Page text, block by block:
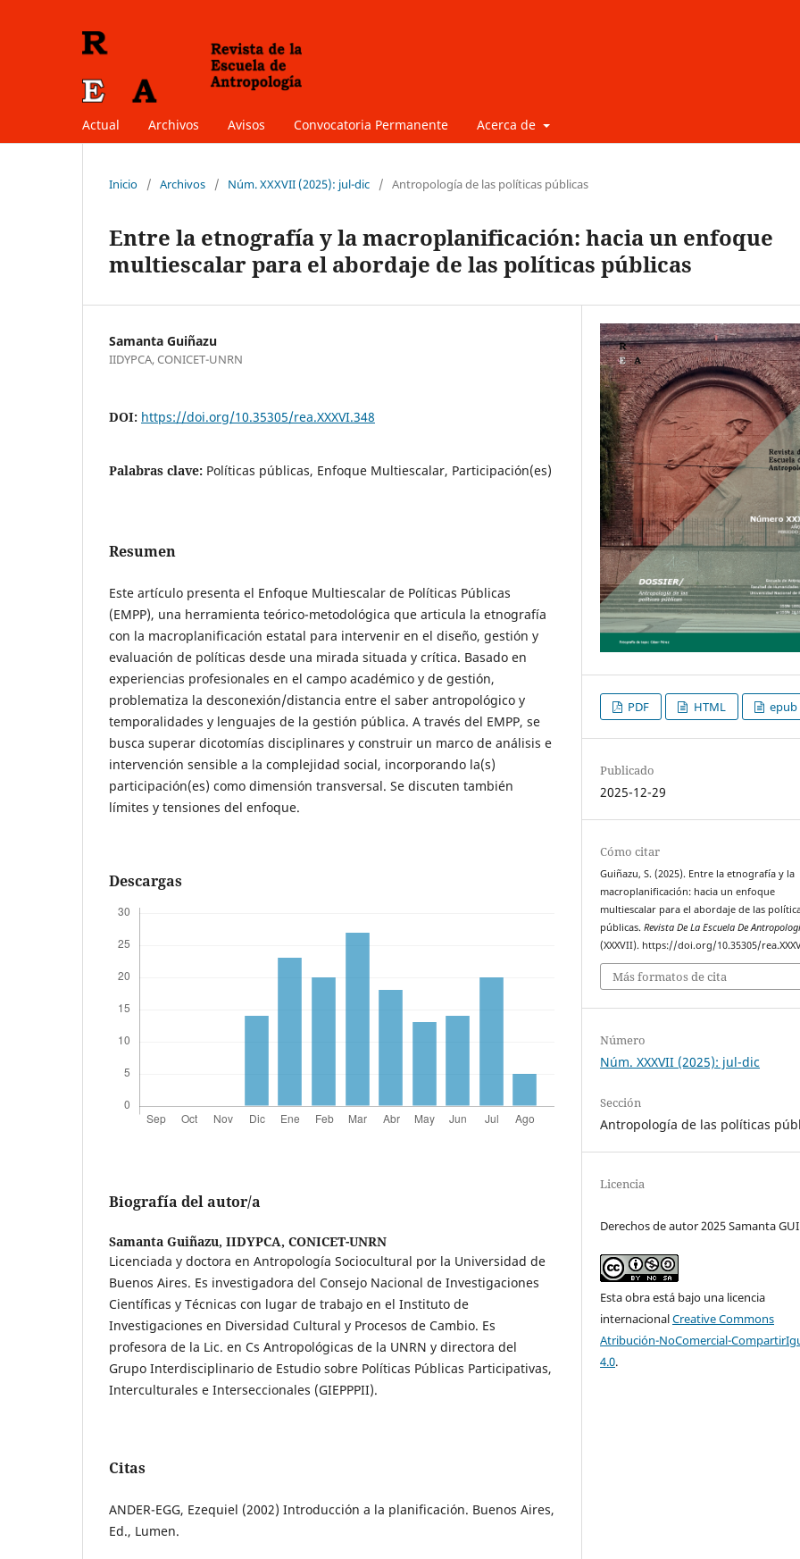
Actual Archivos Avisos Convocatoria Permanente Acerca de
Inicio / Archivos / Núm. XXXVII (2025): jul-dic / Antropología de las políticas públicas
Entre la etnografía y la macroplanificación: hacia un enfoque
multiescalar para el abordaje de las políticas públicas
Samanta Guiñazu
IIDYPCA, CONICET-UNRN
DOI: https://doi.org/10.35305/rea.XXXVI.348
Palabras clave: Políticas públicas, Enfoque Multiescalar, Participación(es)
Resumen
Este artículo presenta el Enfoque Multiescalar de Políticas Públicas
(EMPP), una herramienta teórico-metodológica que articula la etnografía
con la macroplanificación estatal para intervenir en el diseño, gestión y
evaluación de políticas desde una mirada situada y crítica. Basado en
experiencias profesionales en el campo académico y de gestión,
problematiza la desconexión/distancia entre el saber antropológico y
temporalidades y lenguajes de la gestión pública. A través del EMPP, se
busca superar dicotomías disciplinares y construir un marco de análisis e
intervención sensible a la complejidad social, incorporando la(s)
participación(es) como dimensión transversal. Se discuten también
límites y tensiones del enfoque.
Descargas
Biografía del autor/a
Samanta Guiñazu, IIDYPCA, CONICET-UNRN
Licenciada y doctora en Antropología Sociocultural por la Universidad de
Buenos Aires. Es investigadora del Consejo Nacional de Investigaciones
Científicas y Técnicas con lugar de trabajo en el Instituto de
Investigaciones en Diversidad Cultural y Procesos de Cambio. Es
profesora de la Lic. en Cs Antropológicas de la UNRN y directora del
Grupo Interdisciplinario de Estudio sobre Políticas Públicas Participativas,
Interculturales e Interseccionales (GIEPPPII).
Citas
ANDER-EGG, Ezequiel (2002) Introducción a la planificación. Buenos Aires,
Ed., Lumen.
PDF HTML epub
Publicado
2025-12-29
Cómo citar
Guiñazu, S. (2025). Entre la etnografía y la
macroplanificación: hacia un enfoque
multiescalar para el abordaje de las
públicas.Revista De La Escuela De
(XXXVII). https://doi.org/10.35305/
Más formatos de cita
Número
Núm. XXXVII (2025): jul-dic
Sección
Antropología de las políticas
Licencia
Derechos de autor 2025 Samanta
Esta obra está bajo una licencia
internacionalCreative Commons
Atribución-NoComercial-
4.0.